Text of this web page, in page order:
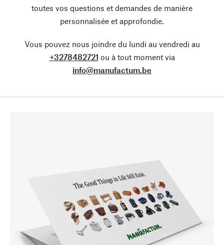
toutes vos questions et demandes de manière
personnalisée et approfondie.
Vous pouvez nous joindre du lundi au vendredi au
+3278482721 ou à tout moment via
info@manufactum.be